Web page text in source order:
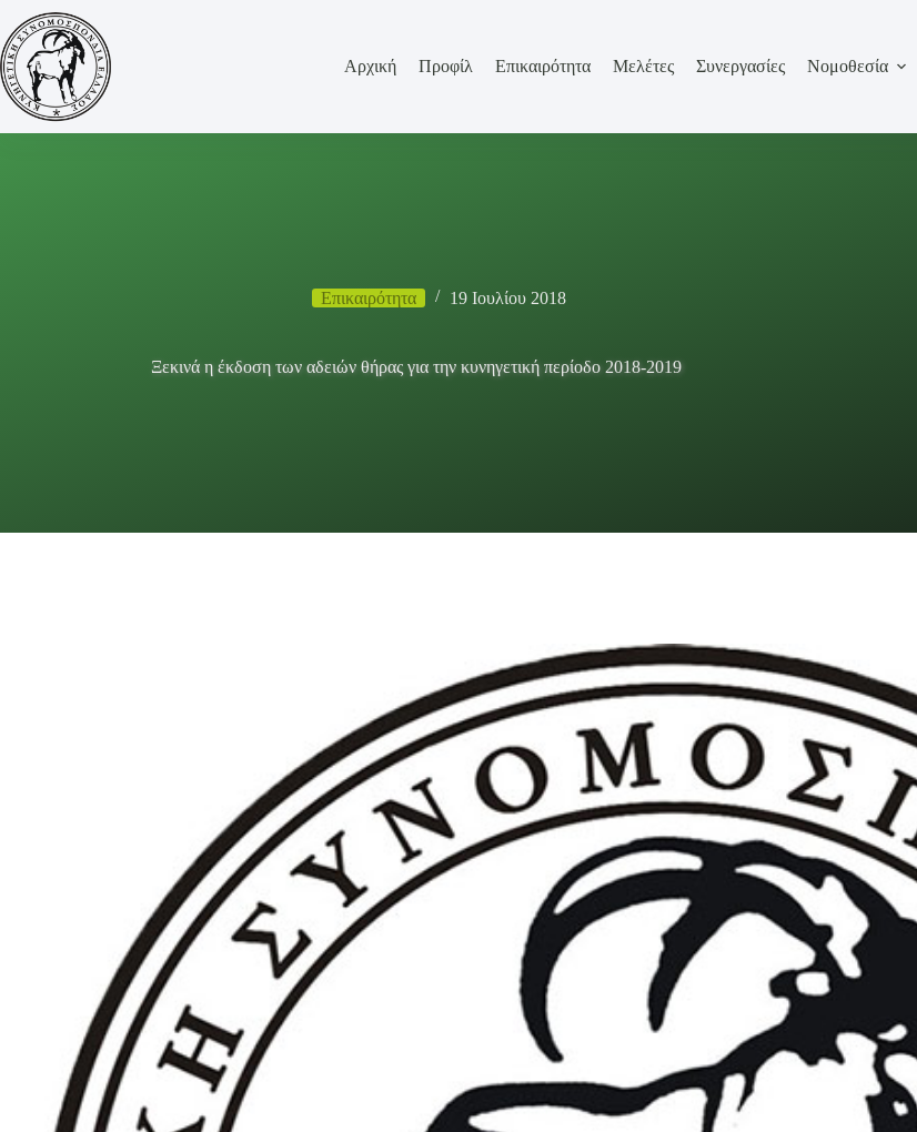
Μετάβαση
στο
περιεχόμενο
Αρχική
Προφίλ Επικαιρότητα Μελέτες Συνεργασίες Νομοθεσία
Επικαιρότητα 19 Ιουλίου 2018
Ξεκινά η έκδοση των αδειών θήρας για την κυνηγετική περίοδο 2018-2019